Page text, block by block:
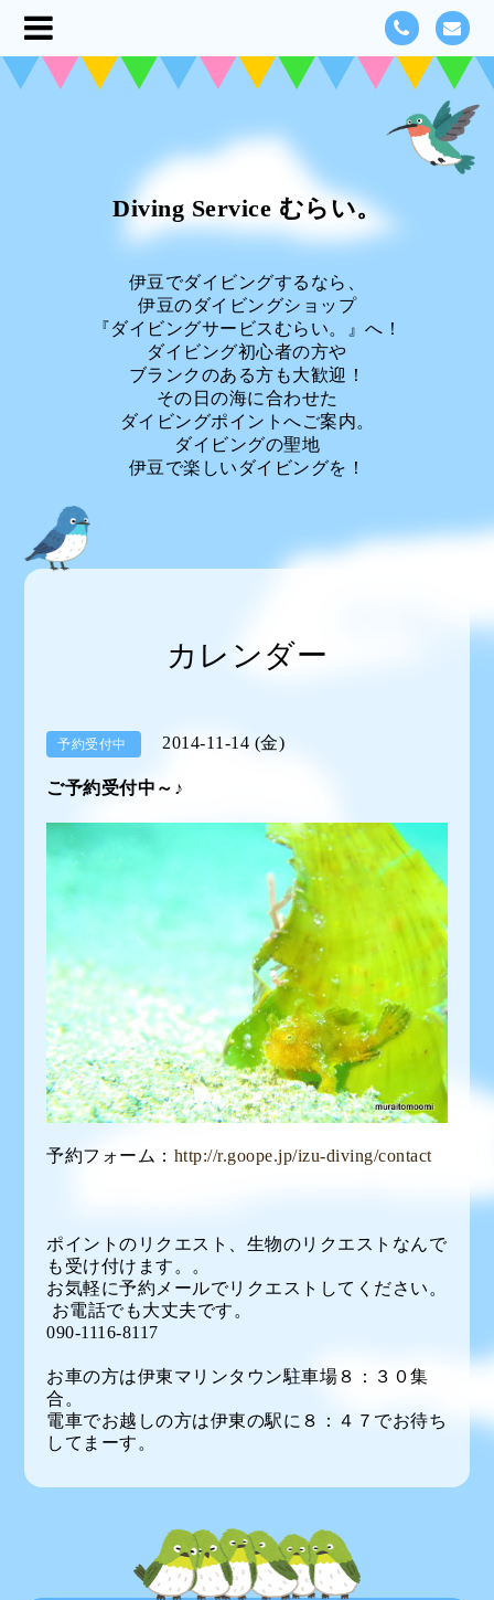
Diving Service むらい。
伊豆でダイビングするなら、
伊豆のダイビングショップ
『ダイビングサービスむらい。』へ！
ダイビング初心者の方や
ブランクのある方も大歓迎！
その日の海に合わせた
ダイビングポイントへご案内。
ダイビングの聖地
伊豆で楽しいダイビングを！
カレンダー
予約受付中 2014-11-14 (金)
ご予約受付中～♪
予約フォーム： http://r.goope.jp/izu-diving/contact
ポイントのリクエスト、生物のリクエストなんで
も受け付けます。。
お気軽に予約メールでリクエストしてください。
お電話でも大丈夫です。
090-1116-8117
お車の方は伊東マリンタウン駐車場８：３０集
合。
電車でお越しの方は伊東の駅に８：４７でお待ち
してまーす。